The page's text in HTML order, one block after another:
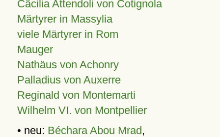
Cäcilia Attendoli von Cotignola
Märtyrer in Massylia
viele Märtyrer in Rom
Mauger
Nathäus von Achonry
Palladius von Auxerre
Reginald von Montemarti
Wilhelm VI. von Montpellier
• neu: Béchara Abou Mrad,